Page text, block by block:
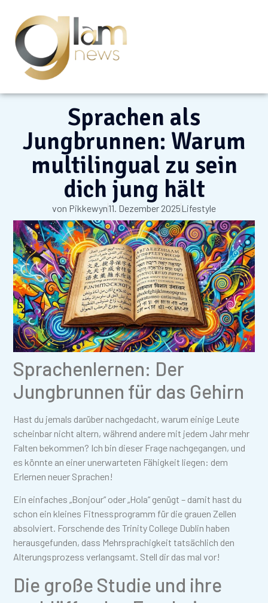
Sprachen als
Jungbrunnen: Warum
multilingual zu sein
dich jung hält
von Pikkewyn11. Dezember 2025Lifestyle
Sprachenlernen: Der
Jungbrunnen für das Gehirn
Hast du jemals darüber nachgedacht, warum einige Leute
scheinbar nicht altern, während andere mit jedem Jahr mehr
Falten bekommen? Ich bin dieser Frage nachgegangen, und
es könnte an einer unerwarteten Fähigkeit liegen: dem
Erlernen neuer Sprachen!
Ein einfaches „Bonjour“ oder „Hola“ genügt – damit hast du
schon ein kleines Fitnessprogramm für die grauen Zellen
absolviert. Forschende des Trinity College Dublin haben
herausgefunden, dass Mehrsprachigkeit tatsächlich den
Alterungsprozess verlangsamt. Stell dir das mal vor!
Die große Studie und ihre